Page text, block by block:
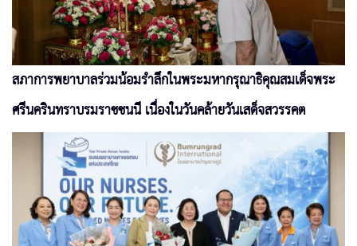
สภาการพยาบาลร่วมน้อมรำลึกในพระมหากรุณาธิคุณสมเด็จพระ
ศรีนครินทราบรมราชชนนี เนื่องในวันคล้ายวันเสด็จสวรรคต